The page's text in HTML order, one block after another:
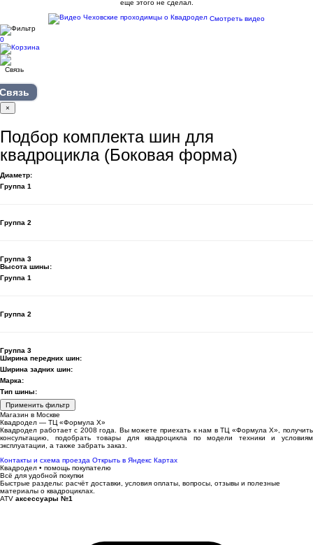
еще этого не сделал.
Смотреть видео
0
×
Подбор комплекта шин для
квадроцикла (Боковая форма)
Диаметр:
Группа 1
Группа 2
Группа 3
Высота шины:
Группа 1
Группа 2
Группа 3
Ширина передних шин:
Ширина задних шин:
Марка:
Тип шины:
Применить фильтр
Магазин в Москве
Квадродел — ТЦ «Формула Х»
Квадродел работает с 2008 года. Вы можете приехать к нам в ТЦ «Формула Х», получить
консультацию, подобрать товары для квадроцикла по модели техники и условиям
эксплуатации, а также забрать заказ.
Контакты и схема проезда Открыть в Яндекс Картах
Квадродел • помощь покупателю
Всё для удобной покупки
Быстрые разделы: расчёт доставки, условия оплаты, вопросы, отзывы и полезные
материалы о квадроциклах.
ATV аксессуары №1